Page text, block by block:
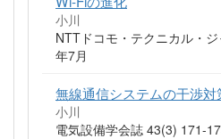
小川
NTTドコモ・テクニカル・
年7月
無線通信システムの干渉対
小川
電気設備学会誌 43(3) 171-